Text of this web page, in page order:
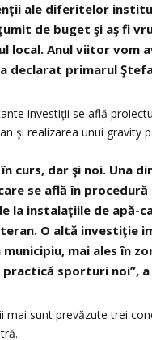
ale diferitelor
de buget şi aş fi
local. Anul viitor vom
declarat primarul
investiţii se află
şi realizarea unui gravity
curs, dar şi noi. Una
se află în
la instalaţiile de apă-
O altă investiţie
mai ales în
sporturi noi”,
mai sunt prevăzute trei